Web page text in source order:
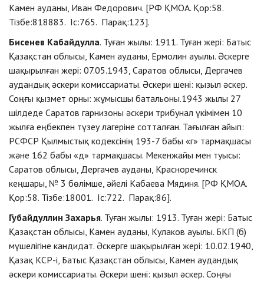
Камен ауданы, Иван Федорович. [РФ ҚМОА. Қор:58.
Тізбе:818883. Іс:765. Парақ:123].
Бисенев Кабайдулла. Туған жылы: 1911. Туған жері: Батыс
Қазақстан облысы, Камен ауданы, Ермолин ауылы. Әскерге
шақырылған жері: 07.05.1943, Саратов облысы, Дергачев
аудандық әскери комиссариаты. Әскери шені: қызыл әскер.
Соңғы қызмет орны: жұмысшы батальоны.1943 жылы 27
шілдеде Саратов гарнизоны әскери трибунал үкімімен 10
жылға еңбекпен түзеу лагеріне сотталған. Тағылған айып:
РСФСР Қылмыстық кодексінің 193-7 бабы «г» тармақшасы
және 162 бабы «д» тармақшасы. Мекенжайы мен туысы:
Саратов облысы, Дергачев ауданы, Красноречинск
кеңшары, № 3 бөлімше, әйелі Кабаева Мядиня. [РФ ҚМОА.
Қор:58. Тізбе:18001. Іс:722. Парақ:86].
Губайдуллин Захарья. Туған жылы: 1913. Туған жері: Батыс
Қазақстан облысы, Камен ауданы, Кулаков ауылы. БКП (б)
мүшелігіне кандидат. Әскерге шақырылған жері: 10.02.1940,
Қазақ КСР-і, Батыс Қазақстан облысы, Камен аудандық
әскери комиссариаты. Әскери шені: қызыл әскер. Соңғы